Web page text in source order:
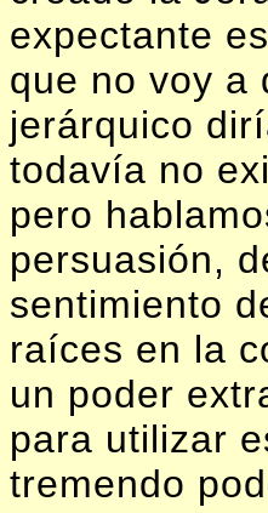
expectante
que no voy a
jerárquico
todavía no
pero
persuasión,
sentimiento
raíces en la
un poder
para utilizar
tremendo